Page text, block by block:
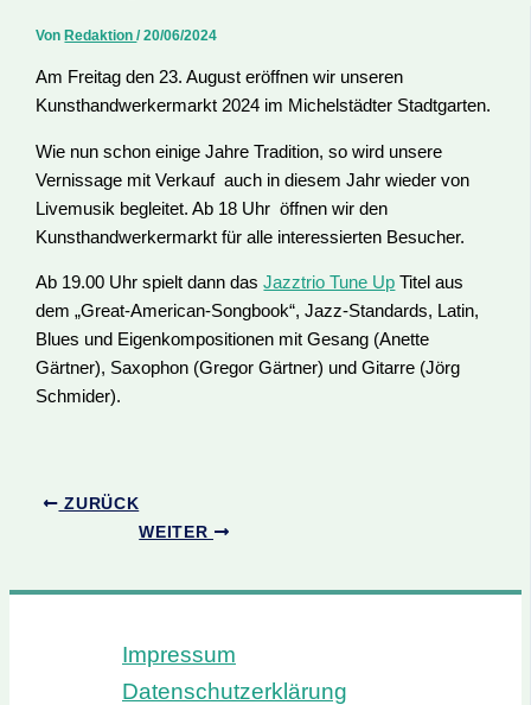
VonRedaktion/20/06/2024
Am Freitag den 23. August eröffnen wir unseren
Kunsthandwerkermarkt 2024 im Michelstädter Stadtgarten.
Wie nun schon einige Jahre Tradition, so wird unsere
Vernissage mit Verkauf auch in diesem Jahr wieder von
Livemusik begleitet. Ab 18 Uhr öffnen wir den
Kunsthandwerkermarkt für alle interessierten Besucher.
Ab 19.00 Uhr spielt dann dasJazztrio Tune Up Titel aus
dem „Great-American-Songbook“, Jazz-Standards, Latin,
Blues und Eigenkompositionen mit Gesang (Anette
Gärtner), Saxophon (Gregor Gärtner) und Gitarre (Jörg
Schmider).
ZURÜCK
WEITER
Impressum
Datenschutzerklärung